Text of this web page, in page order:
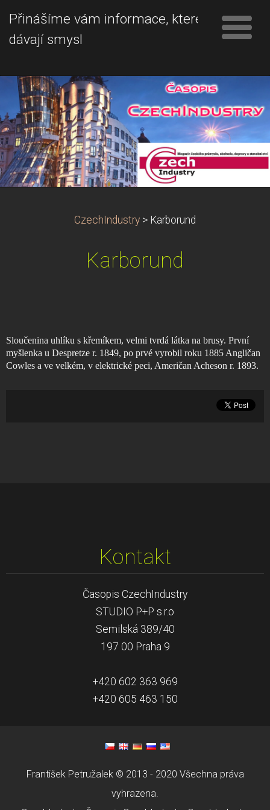
Přinášíme vám informace, které
dávají smysl
CzechIndustry > Karborund
Karborund
Sloučenina uhlíku s křemíkem, velmi tvrdá látka na brusy. První
myšlenka u Despretze r. 1849, po prvé vyrobil roku 1885 Angličan
Cowles a ve velkém, v elektrické peci, Američan Acheson r. 1893.
Kontakt
Časopis CzechIndustry
STUDIO P+P s.r.o
Semilská 389/40
197 00 Praha 9
+420 602 363 969
+420 605 463 150
František Petružalek © 2013 - 2020 Všechna práva
vyhrazena.